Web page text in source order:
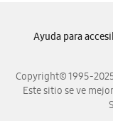
Copyright© 1995-
Este sitio se ve
Ayuda para